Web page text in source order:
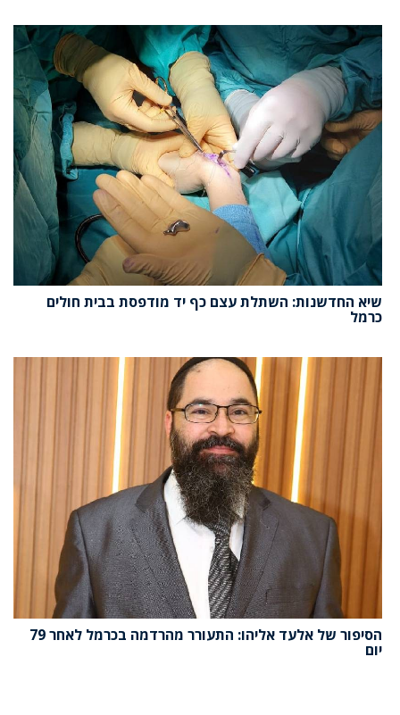
שיא החדשנות: השתלת עצם כף יד מודפסת בבית חולים
כרמל
הסיפור של אלעד אליהו: התעורר מהרדמה בכרמל לאחר 79
יום